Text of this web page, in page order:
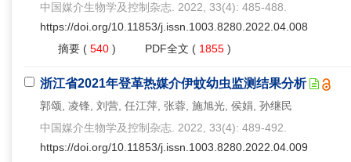
中国媒介生物学及控制杂志. 2022, 33(4): 485-488.
https://doi.org/10.11853/j.issn.1003.8280.2022.04.008
摘要 ( 540 ) PDF全文 ( 1855 )
浙江省2021年登革热媒介伊蚊幼虫监测结果分析
郭颂, 凌锋, 刘营, 任江萍, 张蓉, 施旭光, 侯娟, 孙继民
中国媒介生物学及控制杂志. 2022, 33(4): 489-492.
https://doi.org/10.11853/j.issn.1003.8280.2022.04.009